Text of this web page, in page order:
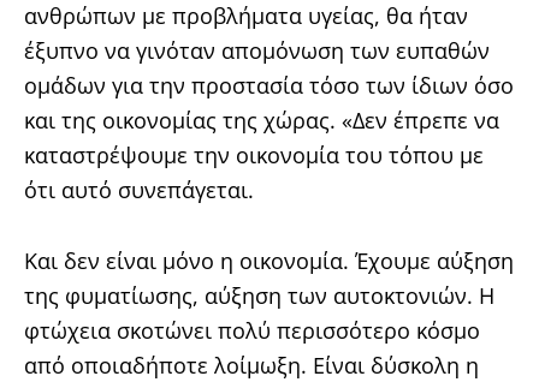
ανθρώπων με προβλήματα υγείας, θα ήταν
έξυπνο να γινόταν απομόνωση των ευπαθών
ομάδων για την προστασία τόσο των ίδιων όσο
και της οικονομίας της χώρας. «Δεν έπρεπε να
καταστρέψουμε την οικονομία του τόπου με
ότι αυτό συνεπάγεται.
Και δεν είναι μόνο η οικονομία. Έχουμε αύξηση
της φυματίωσης, αύξηση των αυτοκτονιών. Η
φτώχεια σκοτώνει πολύ περισσότερο κόσμο
από οποιαδήποτε λοίμωξη. Είναι δύσκολη η